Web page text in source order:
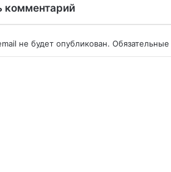
комментарий
не будет опубликован.